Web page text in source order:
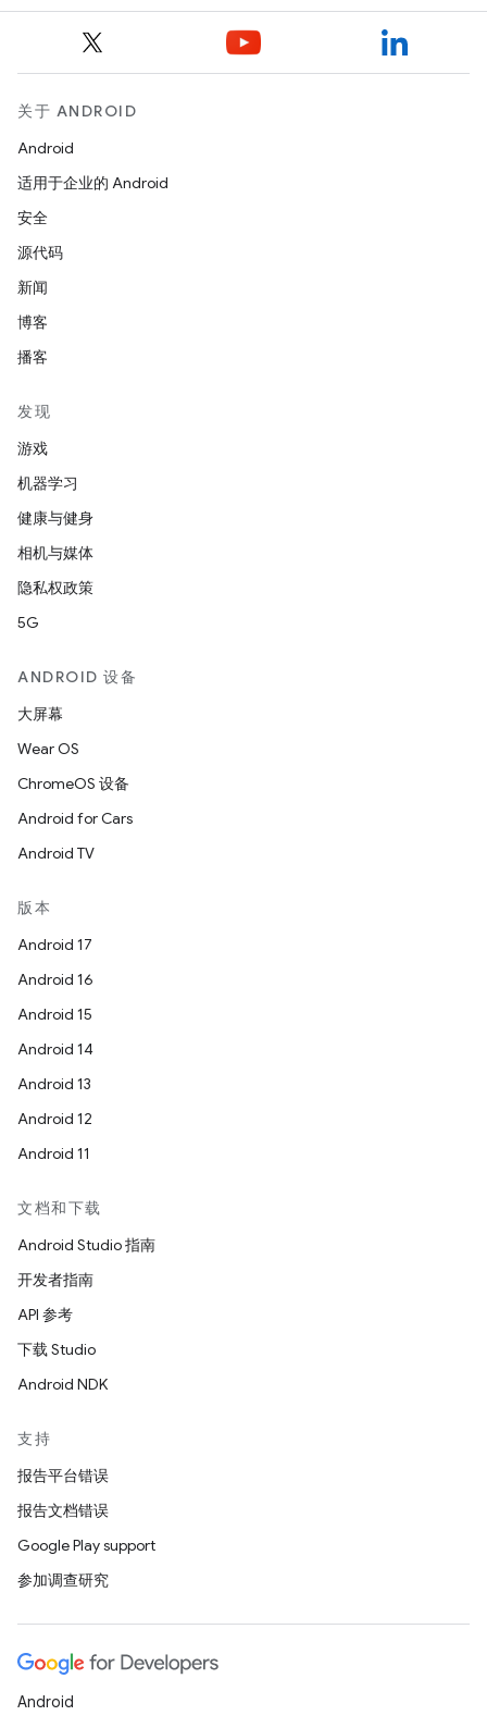
关于 ANDROID
Android
适用于企业的 Android
安全
源代码
新闻
博客
播客
发现
游戏
机器学习
健康与健身
相机与媒体
隐私权政策
5G
ANDROID 设备
大屏幕
Wear OS
ChromeOS 设备
Android for Cars
Android TV
版本
Android 17
Android 16
Android 15
Android 14
Android 13
Android 12
Android 11
文档和下载
Android Studio 指南
开发者指南
API 参考
下载 Studio
Android NDK
支持
报告平台错误
报告文档错误
Google Play support
参加调查研究
Android